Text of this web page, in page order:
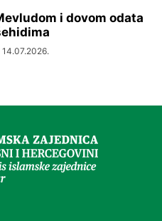
i dovom odata
14.07.2026.